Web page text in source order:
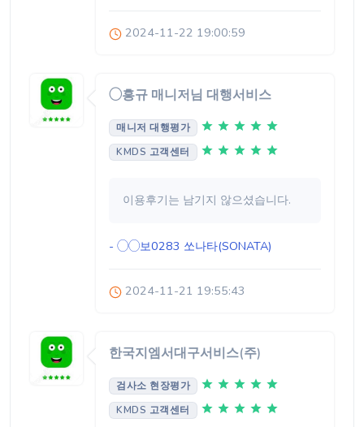
2024-11-22 19:00:59
◯흥규 매니저님 대행서비스
매니저 대행평가
KMDS 고객센터
이용후기는 남기지 않으셨습니다.
- ◯◯보0283 쏘나타(SONATA)
2024-11-21 19:55:43
한국지엠서대구서비스(주)
검사소 현장평가
KMDS 고객센터